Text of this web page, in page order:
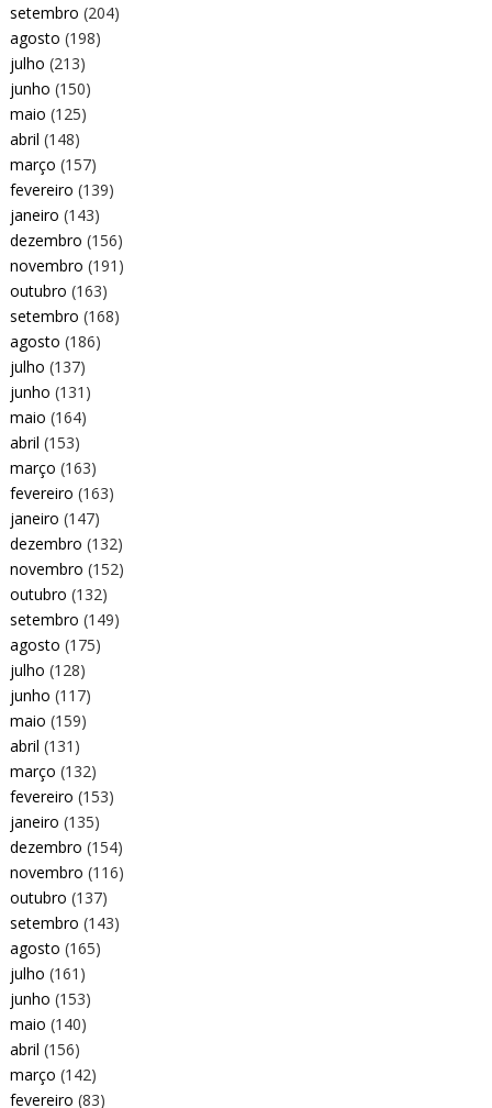
setembro (204)
agosto (198)
julho (213)
junho (150)
maio (125)
abril (148)
março (157)
fevereiro (139)
janeiro (143)
dezembro (156)
novembro (191)
outubro (163)
setembro (168)
agosto (186)
julho (137)
junho (131)
maio (164)
abril (153)
março (163)
fevereiro (163)
janeiro (147)
dezembro (132)
novembro (152)
outubro (132)
setembro (149)
agosto (175)
julho (128)
junho (117)
maio (159)
abril (131)
março (132)
fevereiro (153)
janeiro (135)
dezembro (154)
novembro (116)
outubro (137)
setembro (143)
agosto (165)
julho (161)
junho (153)
maio (140)
abril (156)
março (142)
fevereiro (83)